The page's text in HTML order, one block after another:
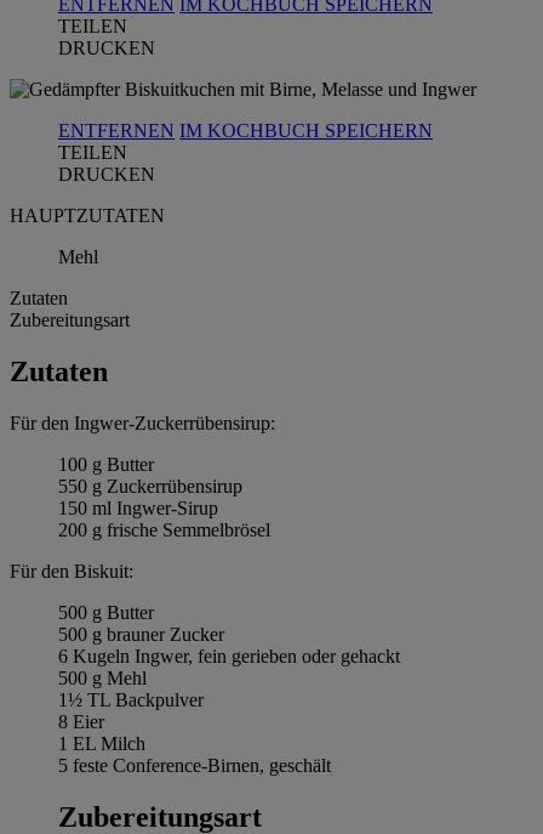
TEILEN
DRUCKEN
ENTFERNEN IM KOCHBUCH SPEICHERN
TEILEN
DRUCKEN
HAUPTZUTATEN
Mehl
Zutaten
Zubereitungsart
Zutaten
Für den Ingwer-Zuckerrübensirup:
100 g Butter
550 g Zuckerrübensirup
150 ml Ingwer-Sirup
200 g frische Semmelbrösel
Für den Biskuit:
500 g Butter
500 g brauner Zucker
6 Kugeln Ingwer, fein gerieben oder gehackt
500 g Mehl
1½ TL Backpulver
8 Eier
1 EL Milch
5 feste Conference-Birnen, geschält
Zubereitungsart